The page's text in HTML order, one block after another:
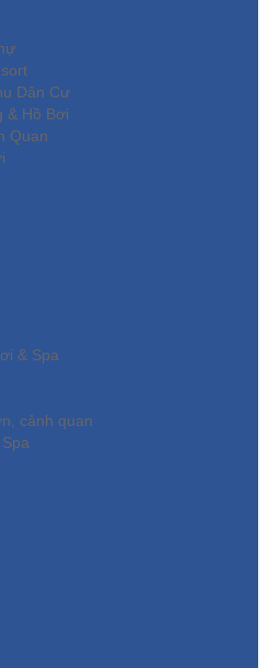
Dân Cư
& Hồ Bơi
Quan
& Spa
cảnh quan